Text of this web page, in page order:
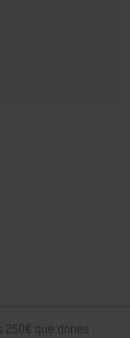
250€ que dones